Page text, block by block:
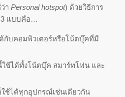
า Personal hotspot) ด้วยวิธีการ
3 แบบคือ…
กับคอมพิวเตอร์หรือโน้ตบุ๊คที่มี
ใช้ได้ทั้งโน้ตบุ๊ค สมาร์ทโฟน และ
ใช้ได้ทุกอุปกรณ์เช่นเดียวกัน